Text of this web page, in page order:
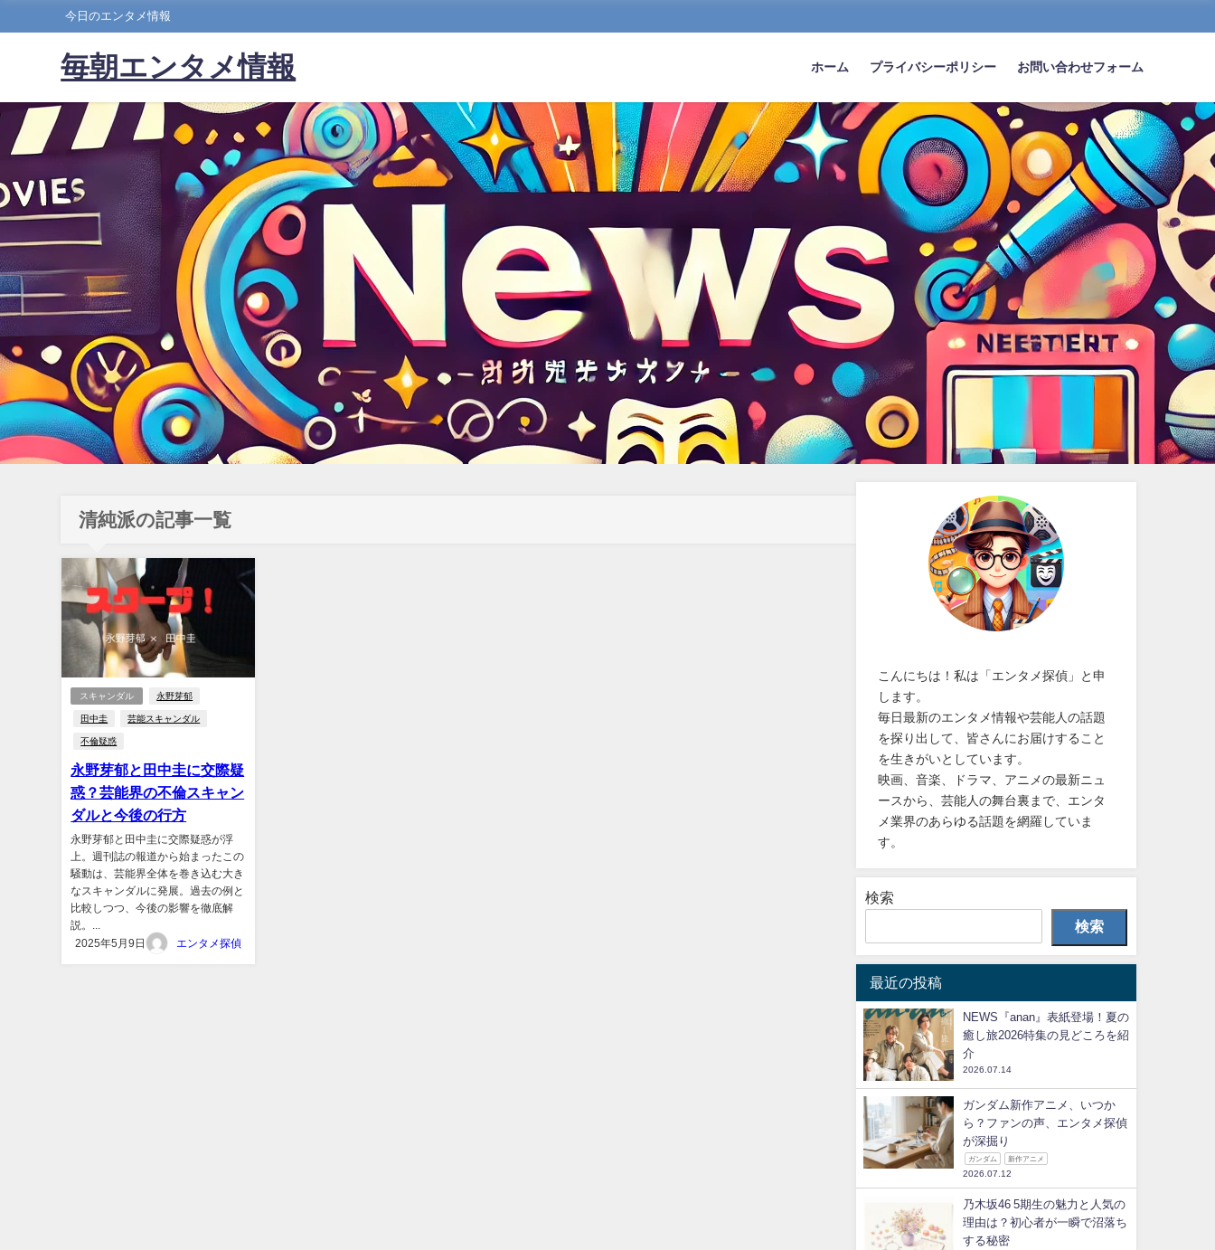
今日のエンタメ情報
毎朝エンタメ情報 ホーム プライバシーポリシー お問い合わせフォーム
清純派の記事一覧
スキャンダル 永野芽郁
田中圭 芸能スキャンダル
不倫疑惑
永野芽郁と田中圭に交際疑
惑？芸能界の不倫スキャン
ダルと今後の行方
永野芽郁と田中圭に交際疑惑が浮
上。週刊誌の報道から始まったこの
騒動は、芸能界全体を巻き込む大き
なスキャンダルに発展。過去の例と
比較しつつ、今後の影響を徹底解
説。...
2025年5月9日
エンタメ探偵
こんにちは！私は「エンタメ探偵」と申
します。
毎日最新のエンタメ情報や芸能人の話題
を探り出して、皆さんにお届けすること
を生きがいとしています。
映画、音楽、ドラマ、アニメの最新ニュ
ースから、芸能人の舞台裏まで、エンタ
メ業界のあらゆる話題を網羅していま
す。
検索
検索
最近の投稿
NEWS『anan』表紙登場！夏の
癒し旅2026特集の見どころを紹
介
2026.07.14
ガンダム新作アニメ、いつか
ら？ファンの声、エンタメ探偵
が深掘り
ガンダム 新作アニメ
2026.07.12
乃木坂46 5期生の魅力と人気の
理由は？初心者が一瞬で沼落ち
する秘密